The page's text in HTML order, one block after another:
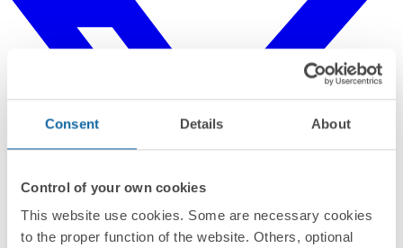
Consent Details About
Control of your own cookies
This website use cookies. Some are necessary cookies
to the proper function of the website. Others, optional